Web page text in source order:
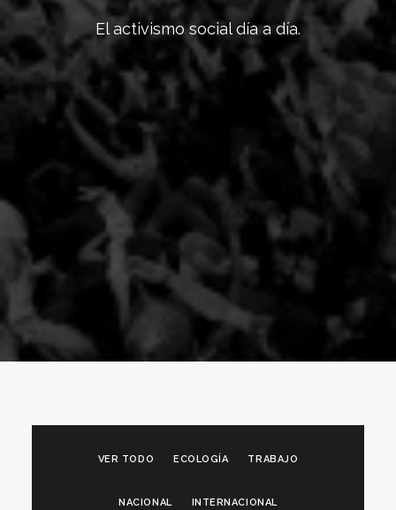
El activismo social día a día.
VER TODO ECOLOGÍA TRABAJO
NACIONAL INTERNACIONAL